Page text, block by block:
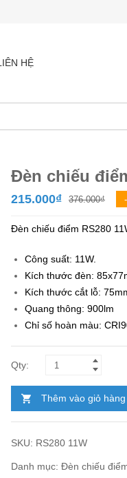
HỆ
Đèn chiếu
376.000₫Giá
là:
215.000₫
Giá
tại
Đèn chiếu điểm RS280
Công suất: 11W.
Kích thước đèn:
Kích thước cắt lỗ:
Quang thông: 900lm
Chỉ số hoàn màu:
Thêm vào giỏ hàng
SKU: RS280 11W
Danh mục: Đèn chiếu